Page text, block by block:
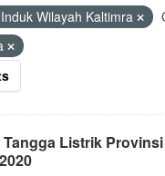
Wilayah Kaltimra
Tangga Listrik